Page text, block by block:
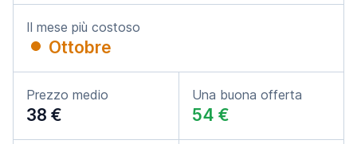
Il mese più costoso
Ottobre
Prezzo medio
38 €
Una buona offerta
54 €